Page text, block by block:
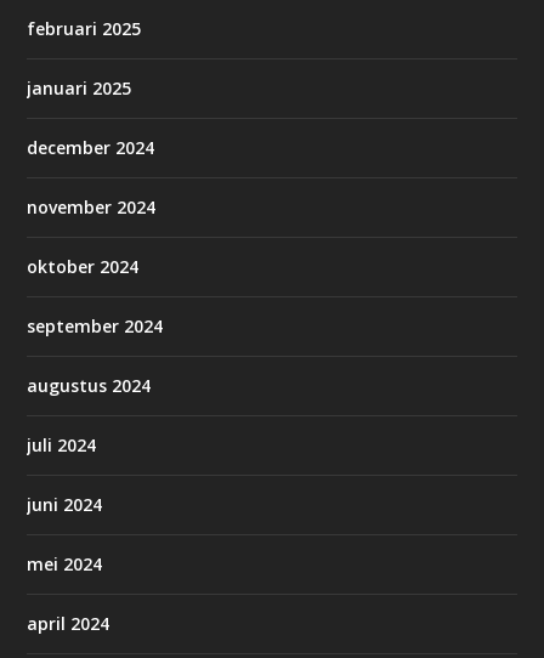
februari 2025
januari 2025
december 2024
november 2024
oktober 2024
september 2024
augustus 2024
juli 2024
juni 2024
mei 2024
april 2024